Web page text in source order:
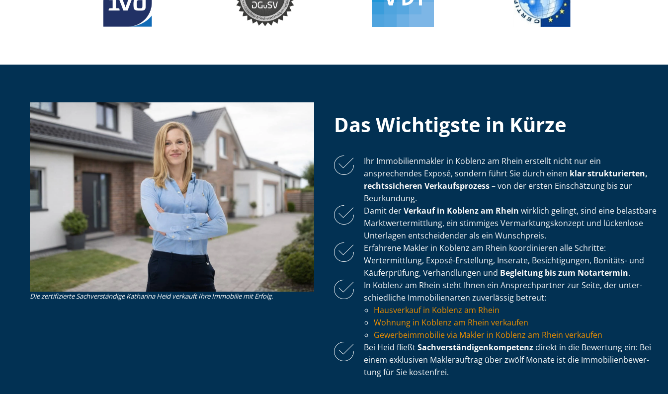
Die zertifizierte Sachverständige Katharina Heid verkauft Ihre Immobilie mit Erfolg.
Das Wichtigste in Kürze
Ihr Im­mo­bi­li­en­mak­ler in Koblenz am Rhein erstellt nicht nur ein
ansprechendes Exposé, sondern führt Sie durch einen klar strukturierten,
rechtssicheren Verkaufsprozess– von der ersten Einschätzung bis zur
Beurkundung.
Damit derVerkauf in Koblenz am Rhein wirklich gelingt, sind eine belastbare
Markt­wert­ermitt­lung, ein stimmiges Ver­mark­tungs­kon­zept und lückenlose
Unterlagen entscheidender als ein Wunschpreis.
Erfahrene Makler in Koblenz am Rhein koordinieren alle Schritte:
Wertermittlung, Exposé-Erstellung, Inserate, Besichtigungen, Bonitäts- und
Käuferprüfung, Verhandlungen und Begleitung bis zum Notartermin.
In Koblenz am Rhein steht Ihnen ein Ansprechpartner zur Seite, der un­ter­
schied­li­che Immobilienarten zuverlässig betreut:
Hausverkauf in Koblenz am Rhein
Wohnung in Koblenz am Rhein verkaufen
Ge­wer­be­im­mo­bi­lie via Makler in Koblenz am Rhein verkaufen
Bei Heid fließtSach­ver­stän­di­gen­kom­pe­tenz direkt in die Bewertung ein: Bei
einem exklusiven Maklerauftrag über zwölf Monate ist die Im­mo­bi­li­en­be­wer­
tung für Sie kostenfrei.